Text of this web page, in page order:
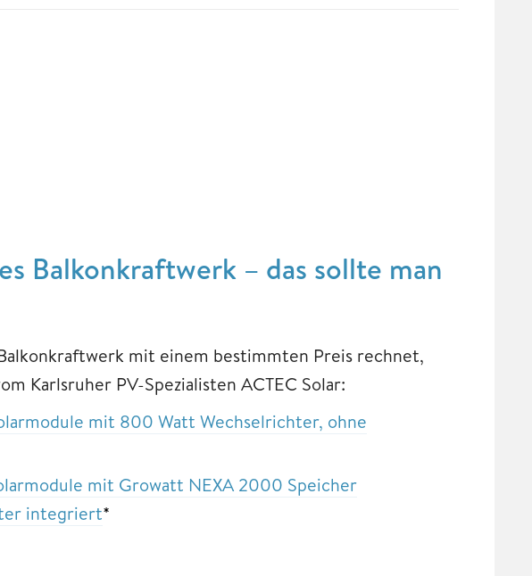
Balkonkraftwerk – das sollte man
mit einem bestimmten Preis rechnet,
Karlsruher PV-Spezialisten ACTEC Solar:
mit 800 Watt Wechselrichter, ohne
mit Growatt NEXA 2000 Speicher
integriert*